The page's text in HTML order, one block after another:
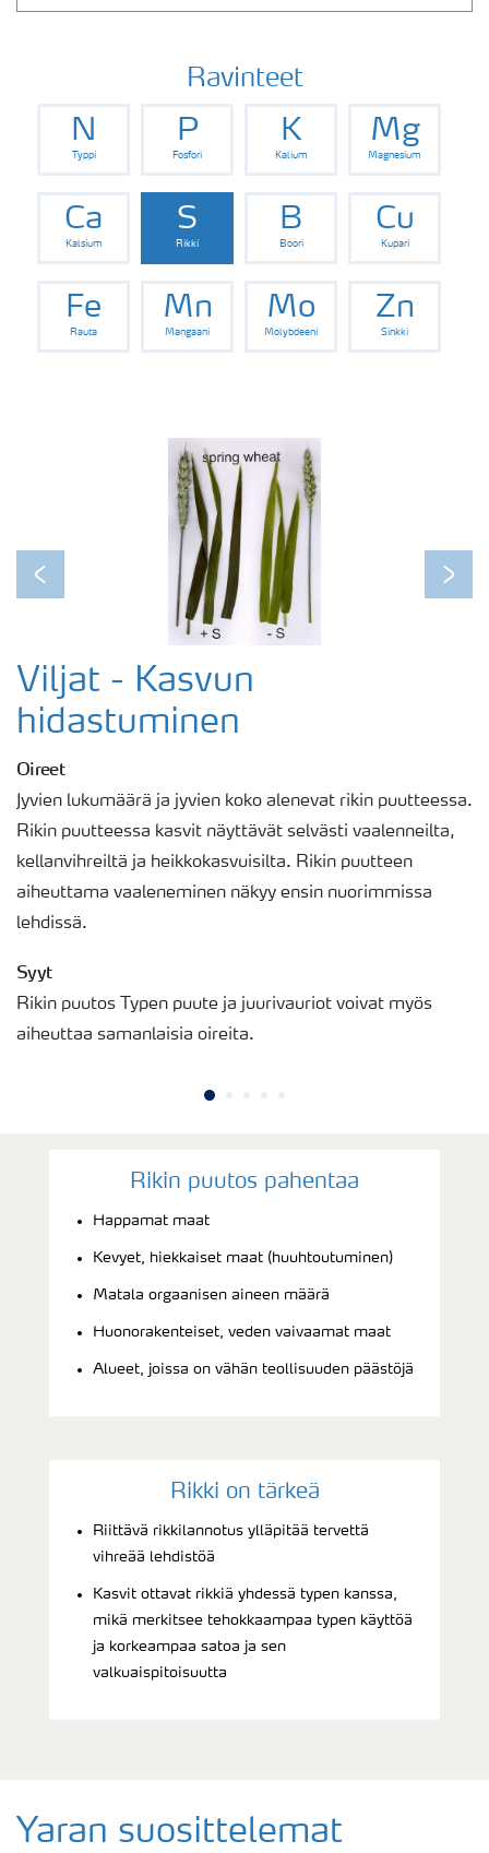
Ravinteet
N
Typpi
P
Fosfori
K
Kalium
Mg
Magnesium
Ca
Kalsium
S
Rikki
B
Boori
Cu
Kupari
Fe
Rauta
Mn
Mangaani
Mo
Molybdeeni
Zn
Sinkki
Previous Next
Viljat - Kasvun
hidastuminen
Oireet
Jyvien lukumäärä ja jyvien koko alenevat rikin puutteessa.
Rikin puutteessa kasvit näyttävät selvästi vaalenneilta,
kellanvihreiltä ja heikkokasvuisilta. Rikin puutteen
aiheuttama vaaleneminen näkyy ensin nuorimmissa
lehdissä.
Syyt
Rikin puutos Typen puute ja juurivauriot voivat myös
aiheuttaa samanlaisia oireita.
Rikin puutos pahentaa
Happamat maat
Kevyet, hiekkaiset maat (huuhtoutuminen)
Matala orgaanisen aineen määrä
Huonorakenteiset, veden vaivaamat maat
Alueet, joissa on vähän teollisuuden päästöjä
Rikki on tärkeä
Riittävä rikkilannotus ylläpitää tervettä
vihreää lehdistöä
Kasvit ottavat rikkiä yhdessä typen kanssa,
mikä merkitsee tehokkaampaa typen käyttöä
ja korkeampaa satoa ja sen
valkuaispitoisuutta
Yaran suosittelemat